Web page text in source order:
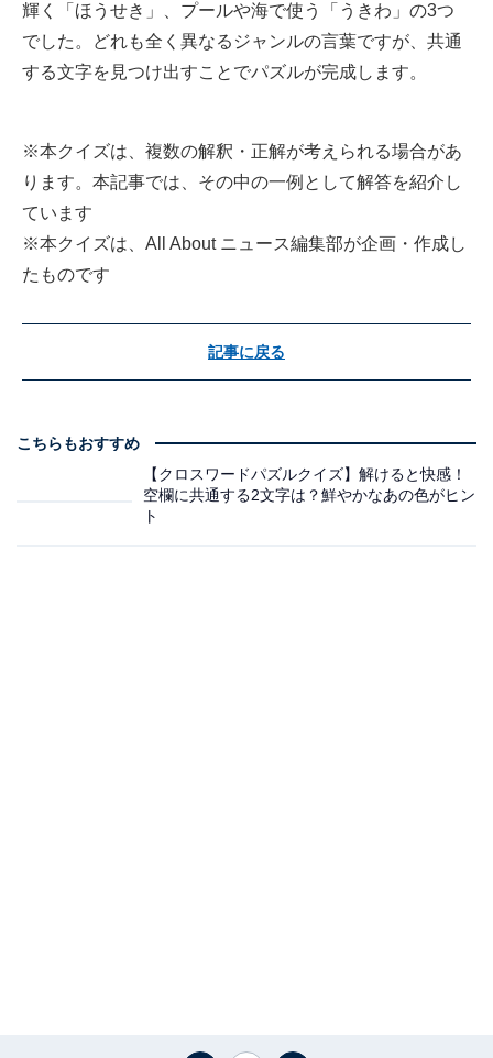
輝く「ほうせき」、プールや海で使う「うきわ」の3つ
でした。どれも全く異なるジャンルの言葉ですが、共通
する文字を見つけ出すことでパズルが完成します。
※本クイズは、複数の解釈・正解が考えられる場合があ
ります。本記事では、その中の一例として解答を紹介し
ています
※本クイズは、All About ニュース編集部が企画・作成し
たものです
記事に戻る
こちらもおすすめ
【クロスワードパズルクイズ】解けると快感！
空欄に共通する2文字は？鮮やかなあの色がヒン
ト